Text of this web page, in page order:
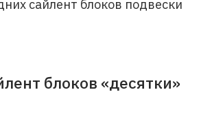
сайлент блоков подвески
блоков «десятки»